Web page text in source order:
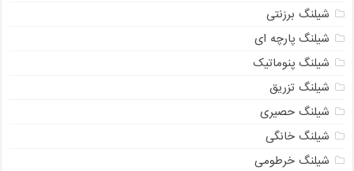
شیلنگ برزنتی
شیلنگ پارچه ای
شیلنگ پنوماتیک
شیلنگ تزریق
شیلنگ حصیری
شیلنگ خانگی
شیلنگ خرطومی